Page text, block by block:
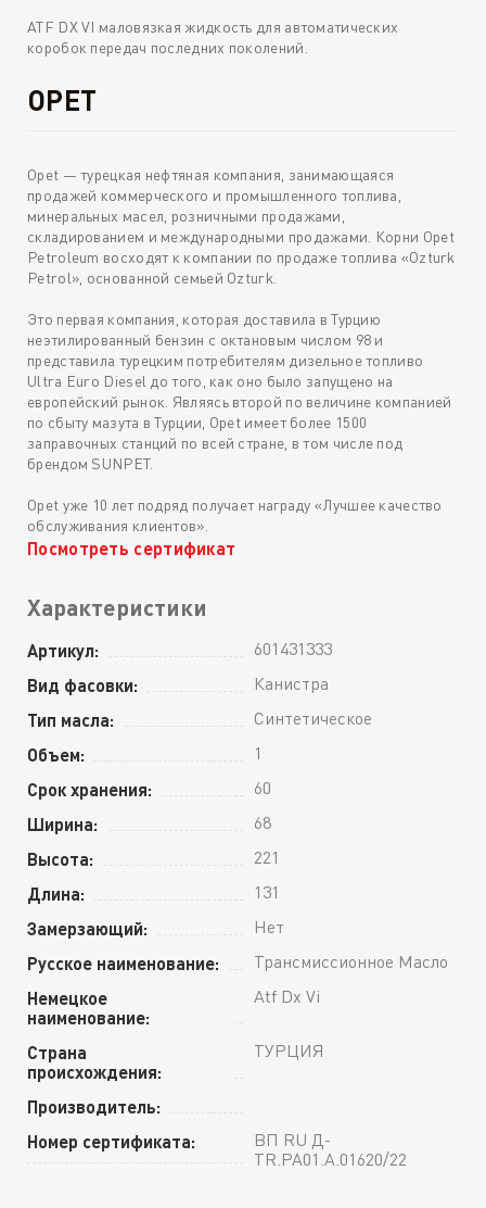
ATF DX VI маловязкая жидкость для автоматических
коробок передач последних поколений.
OPET
Opet — турецкая нефтяная компания, занимающаяся
продажей коммерческого и промышленного топлива,
минеральных масел, розничными продажами,
складированием и международными продажами. Корни Opet
Petroleum восходят к компании по продаже топлива «Ozturk
Petrol», основанной семьей Ozturk.
Это первая компания, которая доставила в Турцию
неэтилированный бензин с октановым числом 98 и
представила турецким потребителям дизельное топливо
Ultra Euro Diesel до того, как оно было запущено на
европейский рынок. Являясь второй по величине компанией
по сбыту мазута в Турции, Opet имеет более 1500
заправочных станций по всей стране, в том числе под
брендом SUNPET.
Opet уже 10 лет подряд получает награду «Лучшее качество
обслуживания клиентов».
Посмотреть сертификат
Характеристики
Артикул: 601431333
Вид фасовки: Канистра
Тип масла: Синтетическое
Объем: 1
Срок хранения: 60
Ширина: 68
Высота: 221
Длина: 131
Замерзающий: Нет
Русское наименование: Трансмиссионное Масло
Немецкое
наименование:
Atf Dx Vi
Страна
происхождения:
ТУРЦИЯ
Производитель:
Номер сертификата:
ВП RU Д-
TR.РА01.А.01620/22